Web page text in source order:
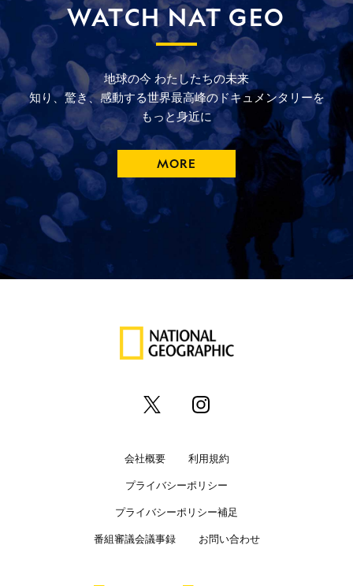
WATCH NAT GEO
地球の今 わたしたちの未来
知り、驚き、感動する世界最高峰のドキュメンタリーを
もっと身近に
MORE
会社概要 利用規約
プライバシーポリシー
プライバシーポリシー補足
番組審議会議事録 お問い合わせ